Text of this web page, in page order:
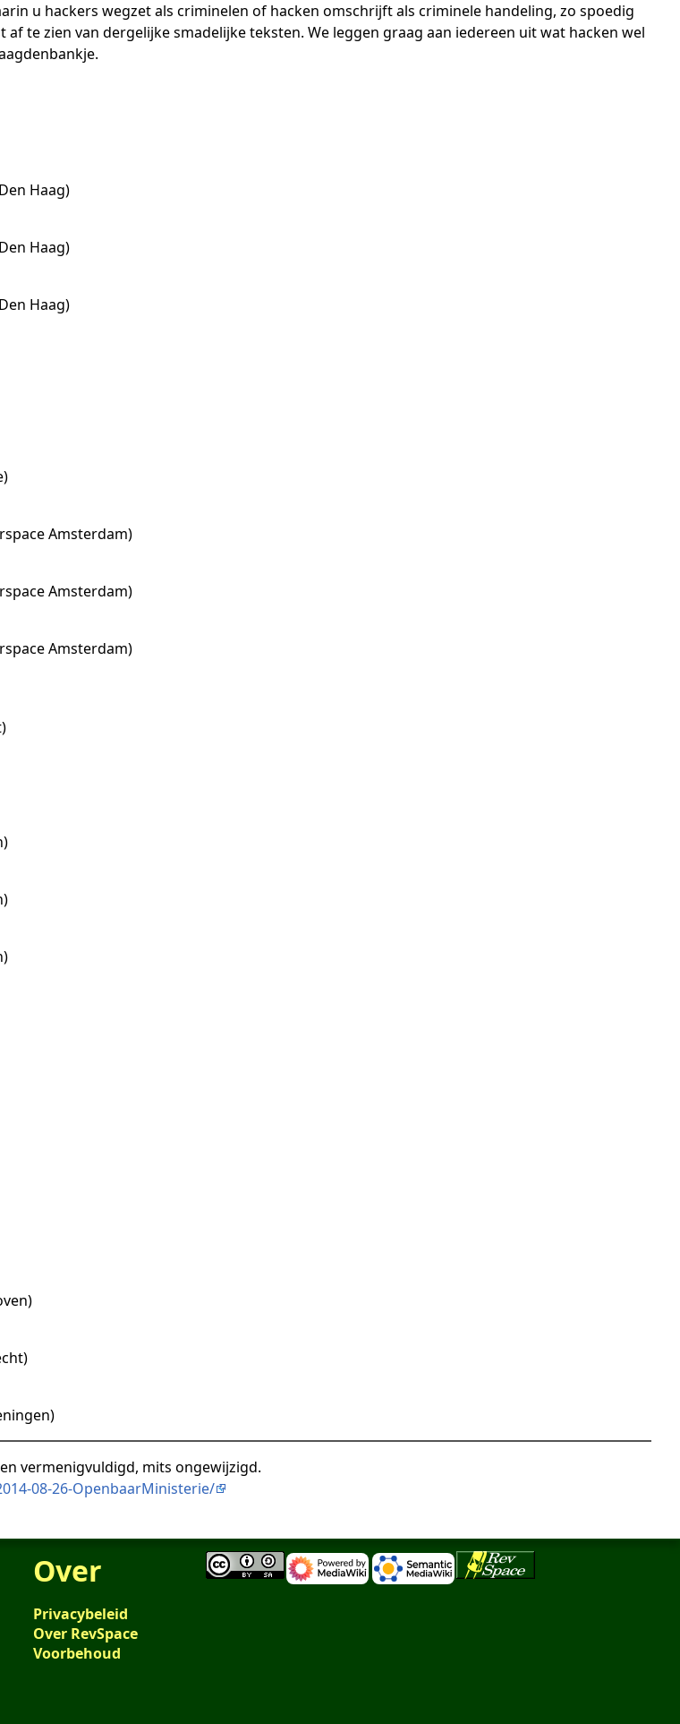
u hackers wegzet als criminelen of hacken omschrijft als criminele handeling, zo spoedig
te zien van dergelijke smadelijke teksten. We leggen graag aan iedereen uit wat hacken wel
Haag)
Haag)
Haag)
Amsterdam)
Amsterdam)
Amsterdam)
vermenigvuldigd, mits ongewijzigd.
08-26-OpenbaarMinisterie/
Over
Privacybeleid
Over RevSpace
Voorbehoud